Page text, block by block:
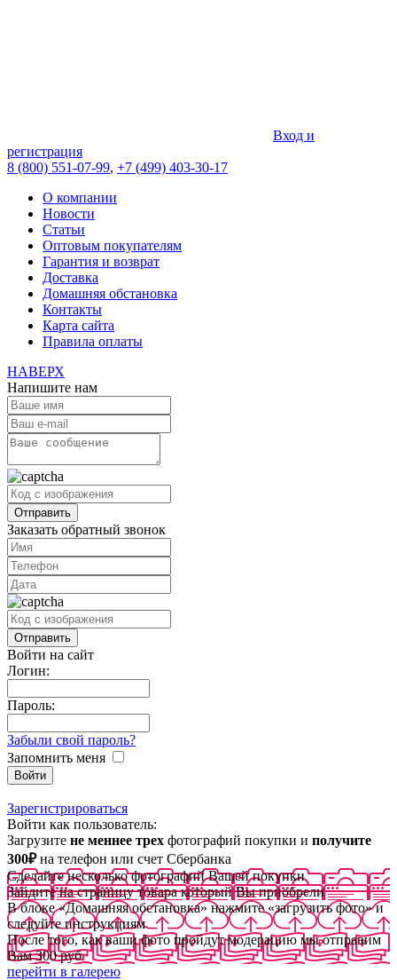
Вход и
регистрация
8 (800) 551-07-99, +7 (499) 403-30-17
О компании
Новости
Статьи
Оптовым покупателям
Гарантия и возврат
Доставка
Домашняя обстановка
Контакты
Карта сайта
Правила оплаты
НАВЕРХ
Напишите нам
Заказать обратный звонок
Войти на сайт
Логин:
Пароль:
Забыли свой пароль?
Запомнить меня
Зарегистрироваться
Войти как пользователь:
Загрузите не меннее трех фотографий покупки и получите
300₽на телефон или счет Сбербанка
Сделайте несколько фотографий Вашей покупки
Зайдите на страницу товара который Вы приобрели
В блоке «Домашняя обстановка» нажмите «загрузить фото» и
следуйте инструкциям
После того, как ваши фото пройдут модерацию мы отправим
Вам 300 руб
перейти в галерею